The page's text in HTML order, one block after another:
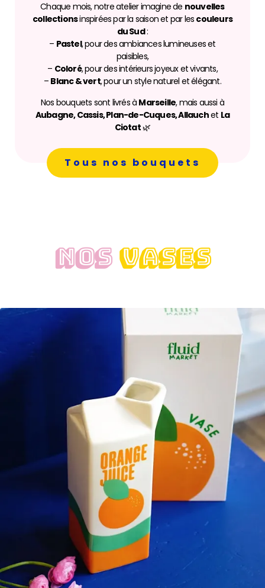
Chaque mois, notre atelier imagine de nouvelles
collectionsinspirées par la saison et par les couleurs
du Sud:
– Pastel, pour des ambiances lumineuses et
paisibles,
– Coloré, pour des intérieurs joyeux et vivants,
– Blanc & vert, pour un style naturel et élégant.
Nos bouquets sont livrés à Marseille, mais aussi à
Aubagne, Cassis, Plan-de-Cuques, Allauchet La
Ciotat🌿
Tous nos bouquets
NOS VASES